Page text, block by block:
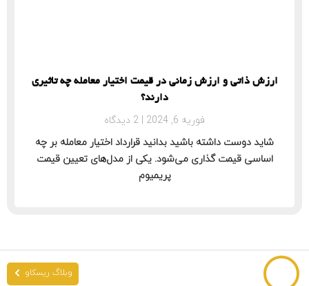
ارزش ذاتی و ارزش زمانی در قیمت اختیار معامله چه تاثیری
دارند؟
فوریه 6, 2024
2 دیدگاه
شاید دوست داشته باشید بدانید قرارداد اختیار معامله بر چه
اساسی قیمت گذاری می‌شود. یکی از مدل‌های تعیین قیمت
پریمیوم
وبلاگ ریسکاو